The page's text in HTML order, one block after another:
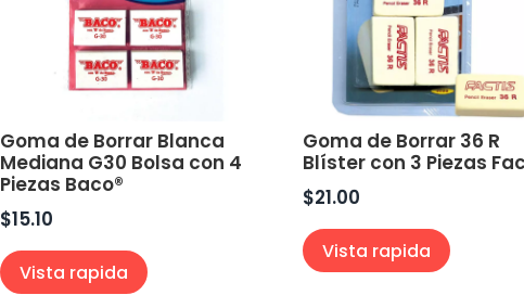
Goma de Borrar Blanca
Mediana G30 Bolsa con 4
Piezas Baco®
$15.10
Vista rapida
Goma de Borrar 36 R
Blíster con 3 Piezas
$21.00
Vista rapida